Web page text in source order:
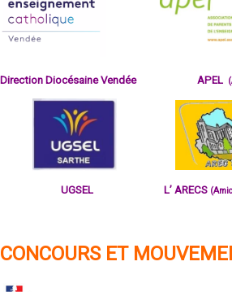
Direction Diocésaine Vendée APEL
UGSEL L’ ARECS
CONCOURS ET